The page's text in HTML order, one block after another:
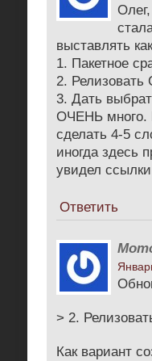
выставлять
1. Пакетное
2. Релизовать
3. Дать
ОЧЕНЬ много.
сделать 4-5
иногда здесь
увидел
Ответить
> 2.
Как вариант